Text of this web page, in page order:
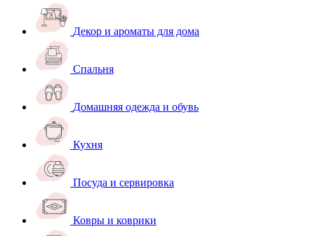
Декор и ароматы для дома
Спальня
Домашняя одежда и обувь
Кухня
Посуда и сервировка
Ковры и коврики